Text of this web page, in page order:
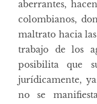
aberrantes,
colombianos,
maltrato hacia
trabajo de los
posibilita que
jurídicamente,
no se